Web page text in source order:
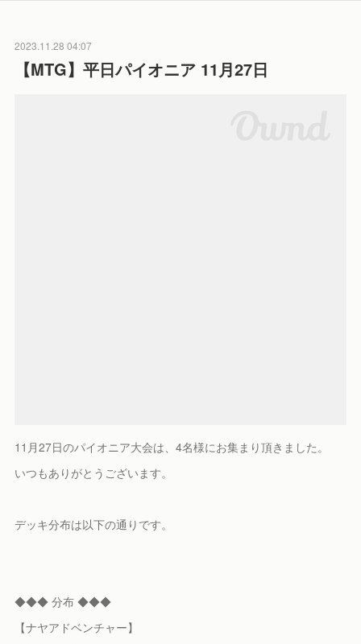
2023.11.28 04:07
【MTG】平日パイオニア 11月27日
11月27日のパイオニア大会は、4名様にお集まり頂きました。
いつもありがとうございます。
デッキ分布は以下の通りです。
◆◆◆ 分布 ◆◆◆
【ナヤアドベンチャー】